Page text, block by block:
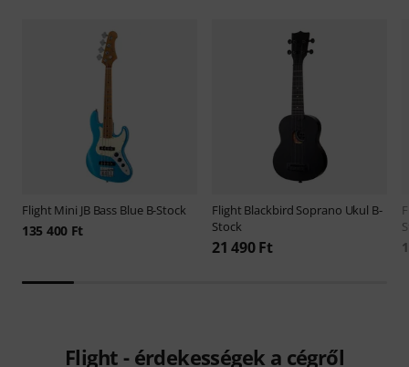
Flight Mini JB Bass Blue B-Stock
135 400 Ft
Flight Blackbird Soprano Ukul B-
Stock
21 490 Ft
Flight - érdekességek a cégről